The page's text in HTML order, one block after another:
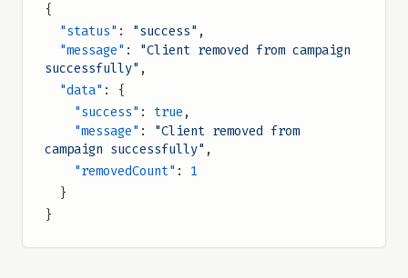
{
  "status"
: "success" ,
  "message"
:
"Client removed from campaign
successfully" ,
  "data"
: {
    "success"
: true ,
    "message"
:
"Client removed from
campaign successfully" ,
    "removedCount"
: 1
  }
}